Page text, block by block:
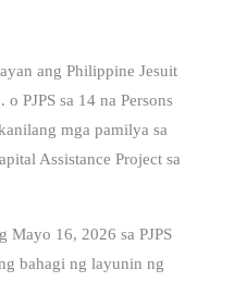
ang Philippine Jesuit
PJPS sa 14 na Persons
mga pamilya sa
Assistance Project sa
Mayo 16, 2026 sa PJPS
bahagi ng layunin ng